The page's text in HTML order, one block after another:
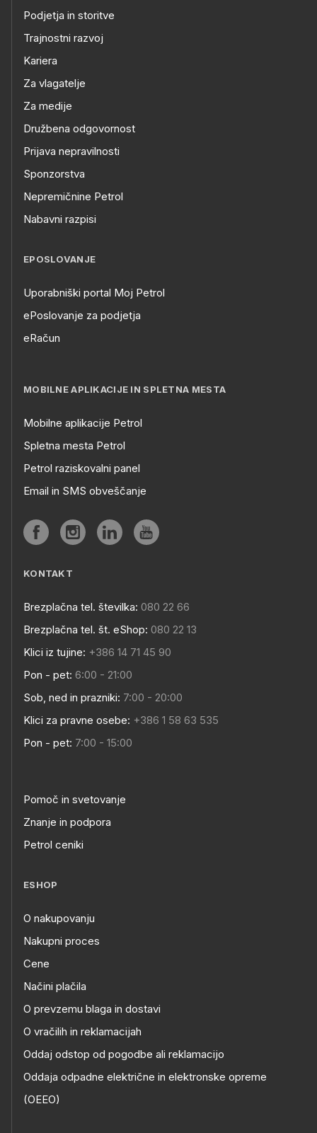
Podjetja in storitve
Trajnostni razvoj
Kariera
Za vlagatelje
Za medije
Družbena odgovornost
Prijava nepravilnosti
Sponzorstva
Nepremičnine Petrol
Nabavni razpisi
EPOSLOVANJE
Uporabniški portal Moj Petrol
ePoslovanje za podjetja
eRačun
MOBILNE APLIKACIJE IN SPLETNA MESTA
Mobilne aplikacije Petrol
Spletna mesta Petrol
Petrol raziskovalni panel
Email in SMS obveščanje
KONTAKT
Brezplačna tel. številka: 080 22 66
Brezplačna tel. št. eShop: 080 22 13
Klici iz tujine: +386 14 71 45 90
Pon - pet: 6:00 - 21:00
Sob, ned in prazniki: 7:00 - 20:00
Klici za pravne osebe: +386 1 58 63 535
Pon - pet: 7:00 - 15:00
Pomoč in svetovanje
Znanje in podpora
Petrol ceniki
ESHOP
O nakupovanju
Nakupni proces
Cene
Načini plačila
O prevzemu blaga in dostavi
O vračilih in reklamacijah
Oddaj odstop od pogodbe ali reklamacijo
Oddaja odpadne električne in elektronske opreme
(OEEO)